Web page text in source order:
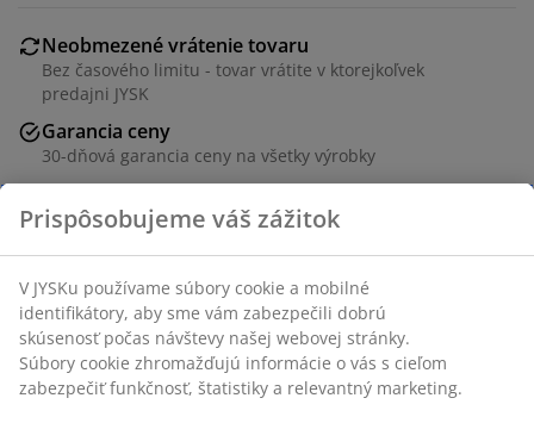
Neobmezené vrátenie tovaru
Bez časového limitu - tovar vrátite v ktorejkoľvek
predajni JYSK
Garancia ceny
30-dňová garancia ceny na všetky výrobky
Rýchle a jednoduché doručenie podľa vášho výberu
Jedálenská stolička so sedadlom z tkaného
papierového vlákna a rámom z masívneho duba a
dubovej dyhy.